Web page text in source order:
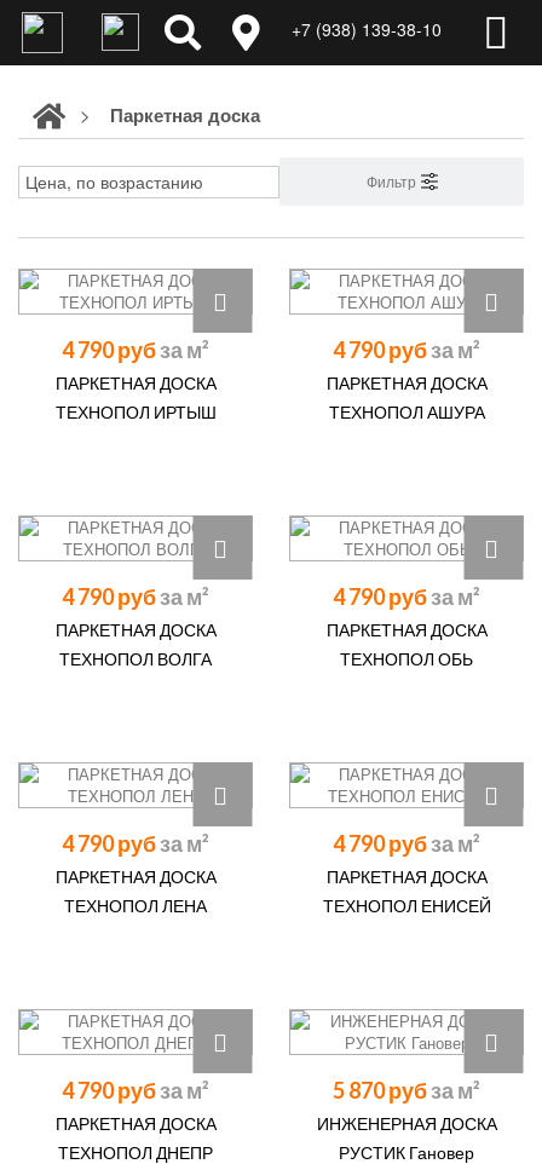
+7 (938) 139-38-10
> Паркетная доска
Фильтр
4 790 руб
ПАРКЕТНАЯ ДОСКА
ТЕХНОПОЛ ИРТЫШ
4 790 руб
ПАРКЕТНАЯ ДОСКА
ТЕХНОПОЛ АШУРА
4 790 руб
ПАРКЕТНАЯ ДОСКА
ТЕХНОПОЛ ВОЛГА
4 790 руб
ПАРКЕТНАЯ ДОСКА
ТЕХНОПОЛ ОБЬ
4 790 руб
ПАРКЕТНАЯ ДОСКА
ТЕХНОПОЛ ЛЕНА
4 790 руб
ПАРКЕТНАЯ ДОСКА
ТЕХНОПОЛ ЕНИСЕЙ
4 790 руб
ПАРКЕТНАЯ ДОСКА
ТЕХНОПОЛ ДНЕПР
5 870 руб
ИНЖЕНЕРНАЯ ДОСКА
РУСТИК Гановер